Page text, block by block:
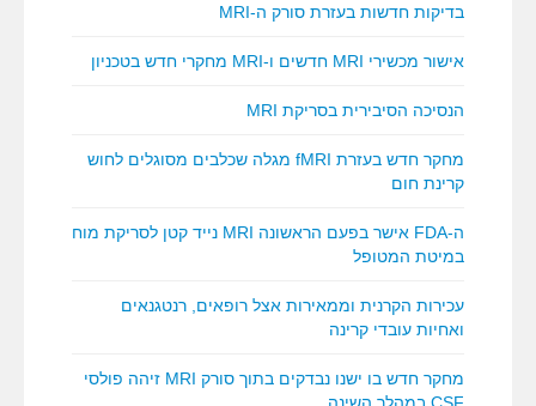
בדיקות חדשות בעזרת סורק ה-MRI
אישור מכשירי MRI חדשים ו-MRI מחקרי חדש בטכניון
הנסיכה הסיבירית בסריקת MRI
מחקר חדש בעזרת fMRI מגלה שכלבים מסוגלים לחוש
קרינת חום
ה-FDA אישר בפעם הראשונה MRI נייד קטן לסריקת מוח
במיטת המטופל
עכירות הקרנית וממאירות אצל רופאים, רנטגנאים
ואחיות עובדי קרינה
מחקר חדש בו ישנו נבדקים בתוך סורק MRI זיהה פולסי
CSF במהלך השינה